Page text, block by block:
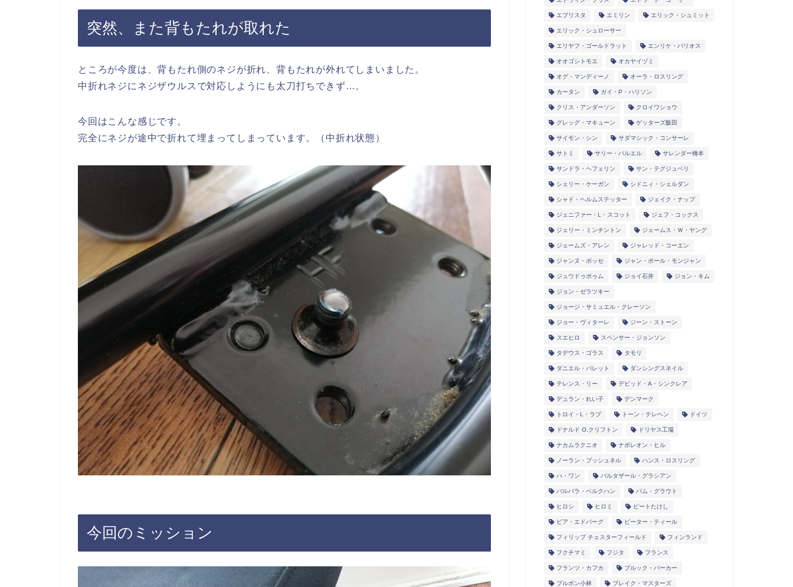
突然、また背もたれが取れた
ところが今度は、背もたれ側のネジが折れ、背もたれが外れてしまいました。
中折れネジにネジザウルスで対応しようにも太刀打ちできず…。
今回はこんな感じです。
完全にネジが途中で折れて埋まってしまっています。（中折れ状態）
今回のミッション
エブリスタ エミリン エリック・シュミット
エリック・シュローサー
エリヤフ・ゴールドラット エンリケ・バリオス
オオゴシトモエ オカヤイヅミ
オグ・マンディーノ オーラ・ロスリング
カータン ガイ・P・ハリソン
クリス・アンダーソン クロイワショウ
グレッグ・マキューン ゲッターズ飯田
サイモン・シン サダマシック・コンサーレ
サトミ サリー・バルエル サレンダー橋本
サンドラ・ヘフェリン サン・テグジュペリ
シェリー・ケーガン シドニィ・シェルダン
シャド・ヘルムステッター ジェイク・ナップ
ジェニファー・L・スコット ジェフ・コックス
ジェリー・ミンチントン ジェームス・Ｗ・ヤング
ジェームズ・アレン ジャレッド・コーエン
ジャンヌ・ボッセ ジャン・ポール・モンジャン
ジュウドゥポゥム ジョイ石井 ジョン・キム
ジョン・ゼラツキー
ジョージ・サミュエル・クレーソン
ジョー・ヴィターレ ジーン・ストーン
スエヒロ スペンサー・ジョンソン
タデウス・ゴラス タモリ
ダニエル・バレット ダンシングスネイル
テレンス・リー デビッド・A・シンクレア
デュラン・れい子 デンマーク
トロイ・L・ラブ トーン・テレヘン ドイツ
ドナルド O.クリフトン ドリヤス工場
ナカムラクニオ ナポレオン・ヒル
ノーラン・ブッシュネル ハンス・ロスリング
ハ・ワン バルタザール・グラシアン
バルバラ・ベルクハン パム・グラウト
ヒロシ ヒロミ ビートたけし
ピア・エドバーグ ピーター・ティール
フィリップ チェスターフィールド フィンランド
フクチマミ フジタ フランス
フランツ・カフカ ブルック・バーカー
ブルボン小林 ブレイク・マスターズ